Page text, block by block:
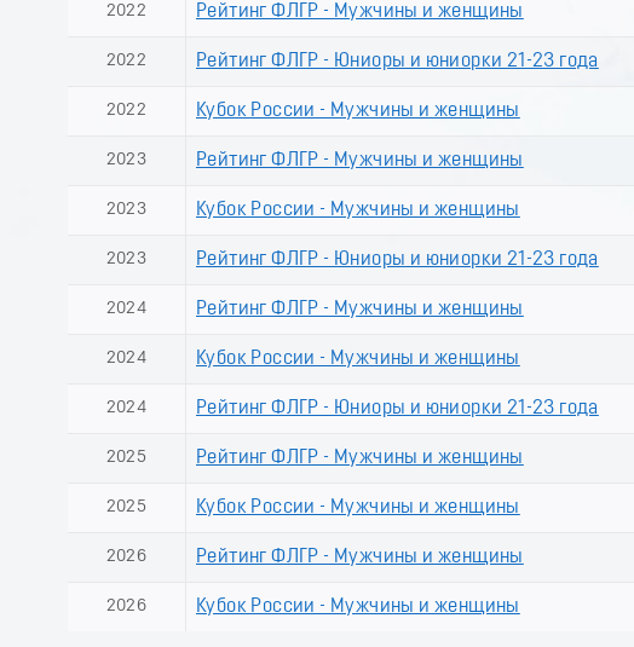
2022 Рейтинг ФЛГР - Мужчины и женщины
2022 Рейтинг ФЛГР - Юниоры и юниорки 21-23 года
2022 Кубок России - Мужчины и женщины
2023 Рейтинг ФЛГР - Мужчины и женщины
2023 Кубок России - Мужчины и женщины
2023 Рейтинг ФЛГР - Юниоры и юниорки 21-23 года
2024 Рейтинг ФЛГР - Мужчины и женщины
2024 Кубок России - Мужчины и женщины
2024 Рейтинг ФЛГР - Юниоры и юниорки 21-23 года
2025 Рейтинг ФЛГР - Мужчины и женщины
2025 Кубок России - Мужчины и женщины
2026 Рейтинг ФЛГР - Мужчины и женщины
2026 Кубок России - Мужчины и женщины